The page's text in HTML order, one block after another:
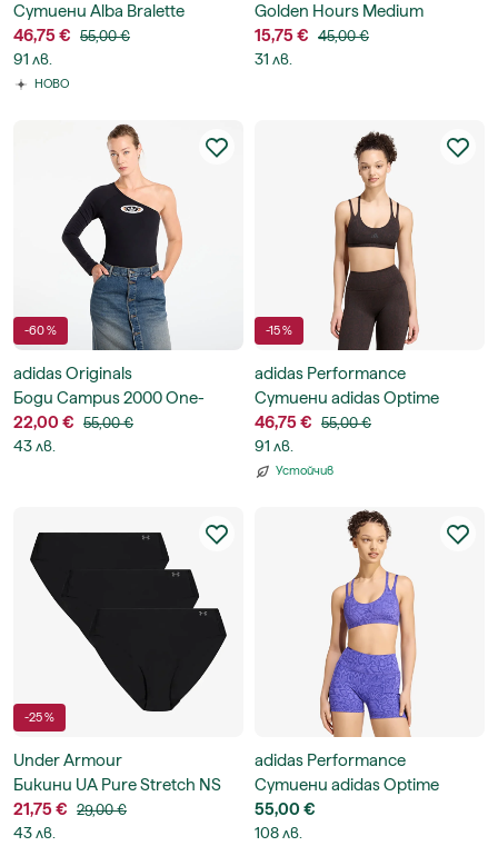
Сутиени Alba Bralette
46,75 € 55,00 €
91 лв.
НОВО
Golden Hours Medium
Support Sports Bra
15,75 € 45,00 €
31 лв.
-60 %
adidas Originals
Боди Campus 2000 One-
Shoulder Bodysuit
22,00 € 55,00 €
43 лв.
-15 %
adidas Performance
Сутиени adidas Optime
Workout Snake Strappy Light
Support Bra
46,75 € 55,00 €
91 лв.
Устойчив
-25 %
Under Armour
Бикини UA Pure Stretch NS
BKN 3-Pack
21,75 € 29,00 €
43 лв.
adidas Performance
Сутиени adidas Optime
Workout Snake Strappy Light
Support Bra
55,00 €
108 лв.